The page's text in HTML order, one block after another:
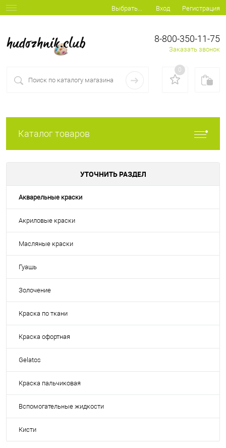
Выбрать... Вход Регистрация
8-800-350-11-75
Заказать звонок
0
Каталог товаров
УТОЧНИТЬ РАЗДЕЛ
Акварельные краски
Акриловые краски
Масляные краски
Гуашь
Золочение
Краска по ткани
Краска офортная
Gelatos
Краска пальчиковая
Вспомогательные жидкости
Кисти